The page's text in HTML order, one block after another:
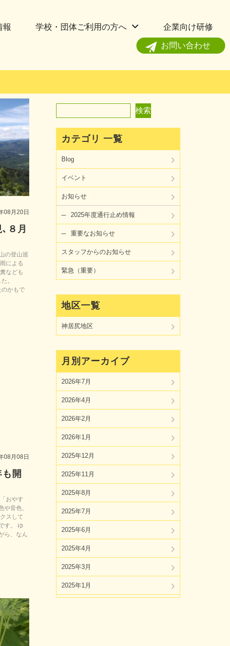
報 学校・団体ご利用の方へ
企業向け研修
お問い合わせ
08月20日
８月
の登山巡
による
なども
た。
のかもで
08月08日
も開
おやす
や音色、
スして
す。 ゆ
ら、なん
検索
カテゴリ 一覧
Blog
イベント
お知らせ
2025年度通行止め情報
重要なお知らせ
スタッフからのお知らせ
緊急（重要）
地区一覧
神居尻地区
月別アーカイブ
2026年7月
2026年4月
2026年2月
2026年1月
2025年12月
2025年11月
2025年8月
2025年7月
2025年6月
2025年4月
2025年3月
2025年1月